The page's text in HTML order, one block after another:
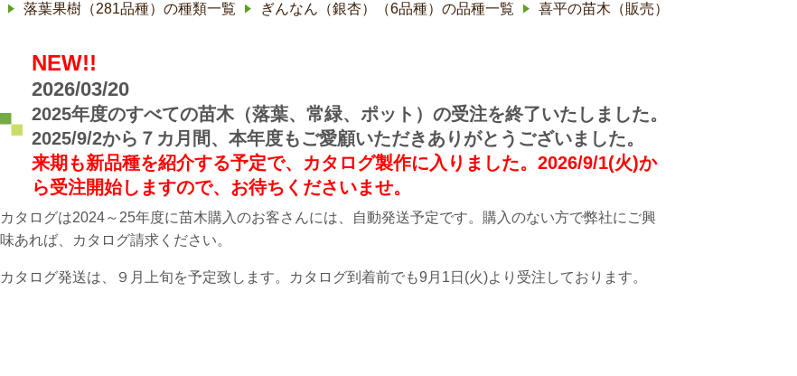
落葉果樹（281品種）の種類一覧 ぎんなん（銀杏）（6品種）の品種一覧 喜平の苗木（販売）
NEW!!
2026/03/20
2025年度のすべての苗木（落葉、常緑、ポット）の受注を終了いたしました。
2025/9/2から７カ月間、本年度もご愛顧いただきありがとうございました。
来期も新品種を紹介する予定で、カタログ製作に入りました。2026/9/1(火)か
ら受注開始しますので、お待ちくださいませ。
カタログは2024～25年度に苗木購入のお客さんには、自動発送予定です。購入のない方で弊社にご興
味あれば、カタログ請求ください。
カタログ発送は、９月上旬を予定致します。カタログ到着前でも9月1日(火)より受注しております。